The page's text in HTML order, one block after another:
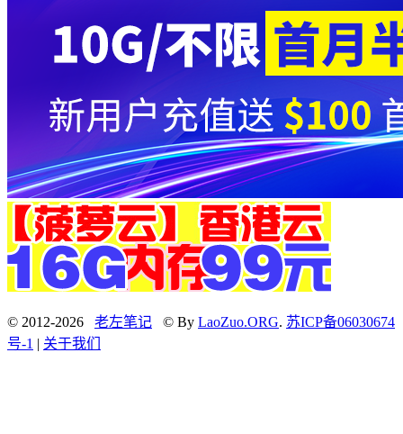
© 2012-2026 老左笔记 © By LaoZuo.ORG. 苏ICP备06030674
号-1 | 关于我们